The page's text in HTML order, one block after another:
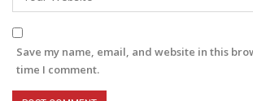
Save my name, email, and website in this
time I comment.